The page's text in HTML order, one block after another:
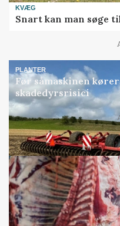
KVÆG
Snart kan man søge
PLANTER
Før såmaskinen
skadedyrsrisici